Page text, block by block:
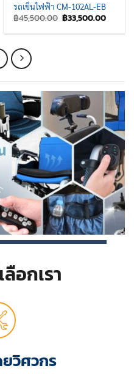
รถเข็นไฟฟ้า CM-102AL-EB
฿45,500.00 Original
price
was:
฿33,500.00Current
is:
อกเรา
วิศวกร